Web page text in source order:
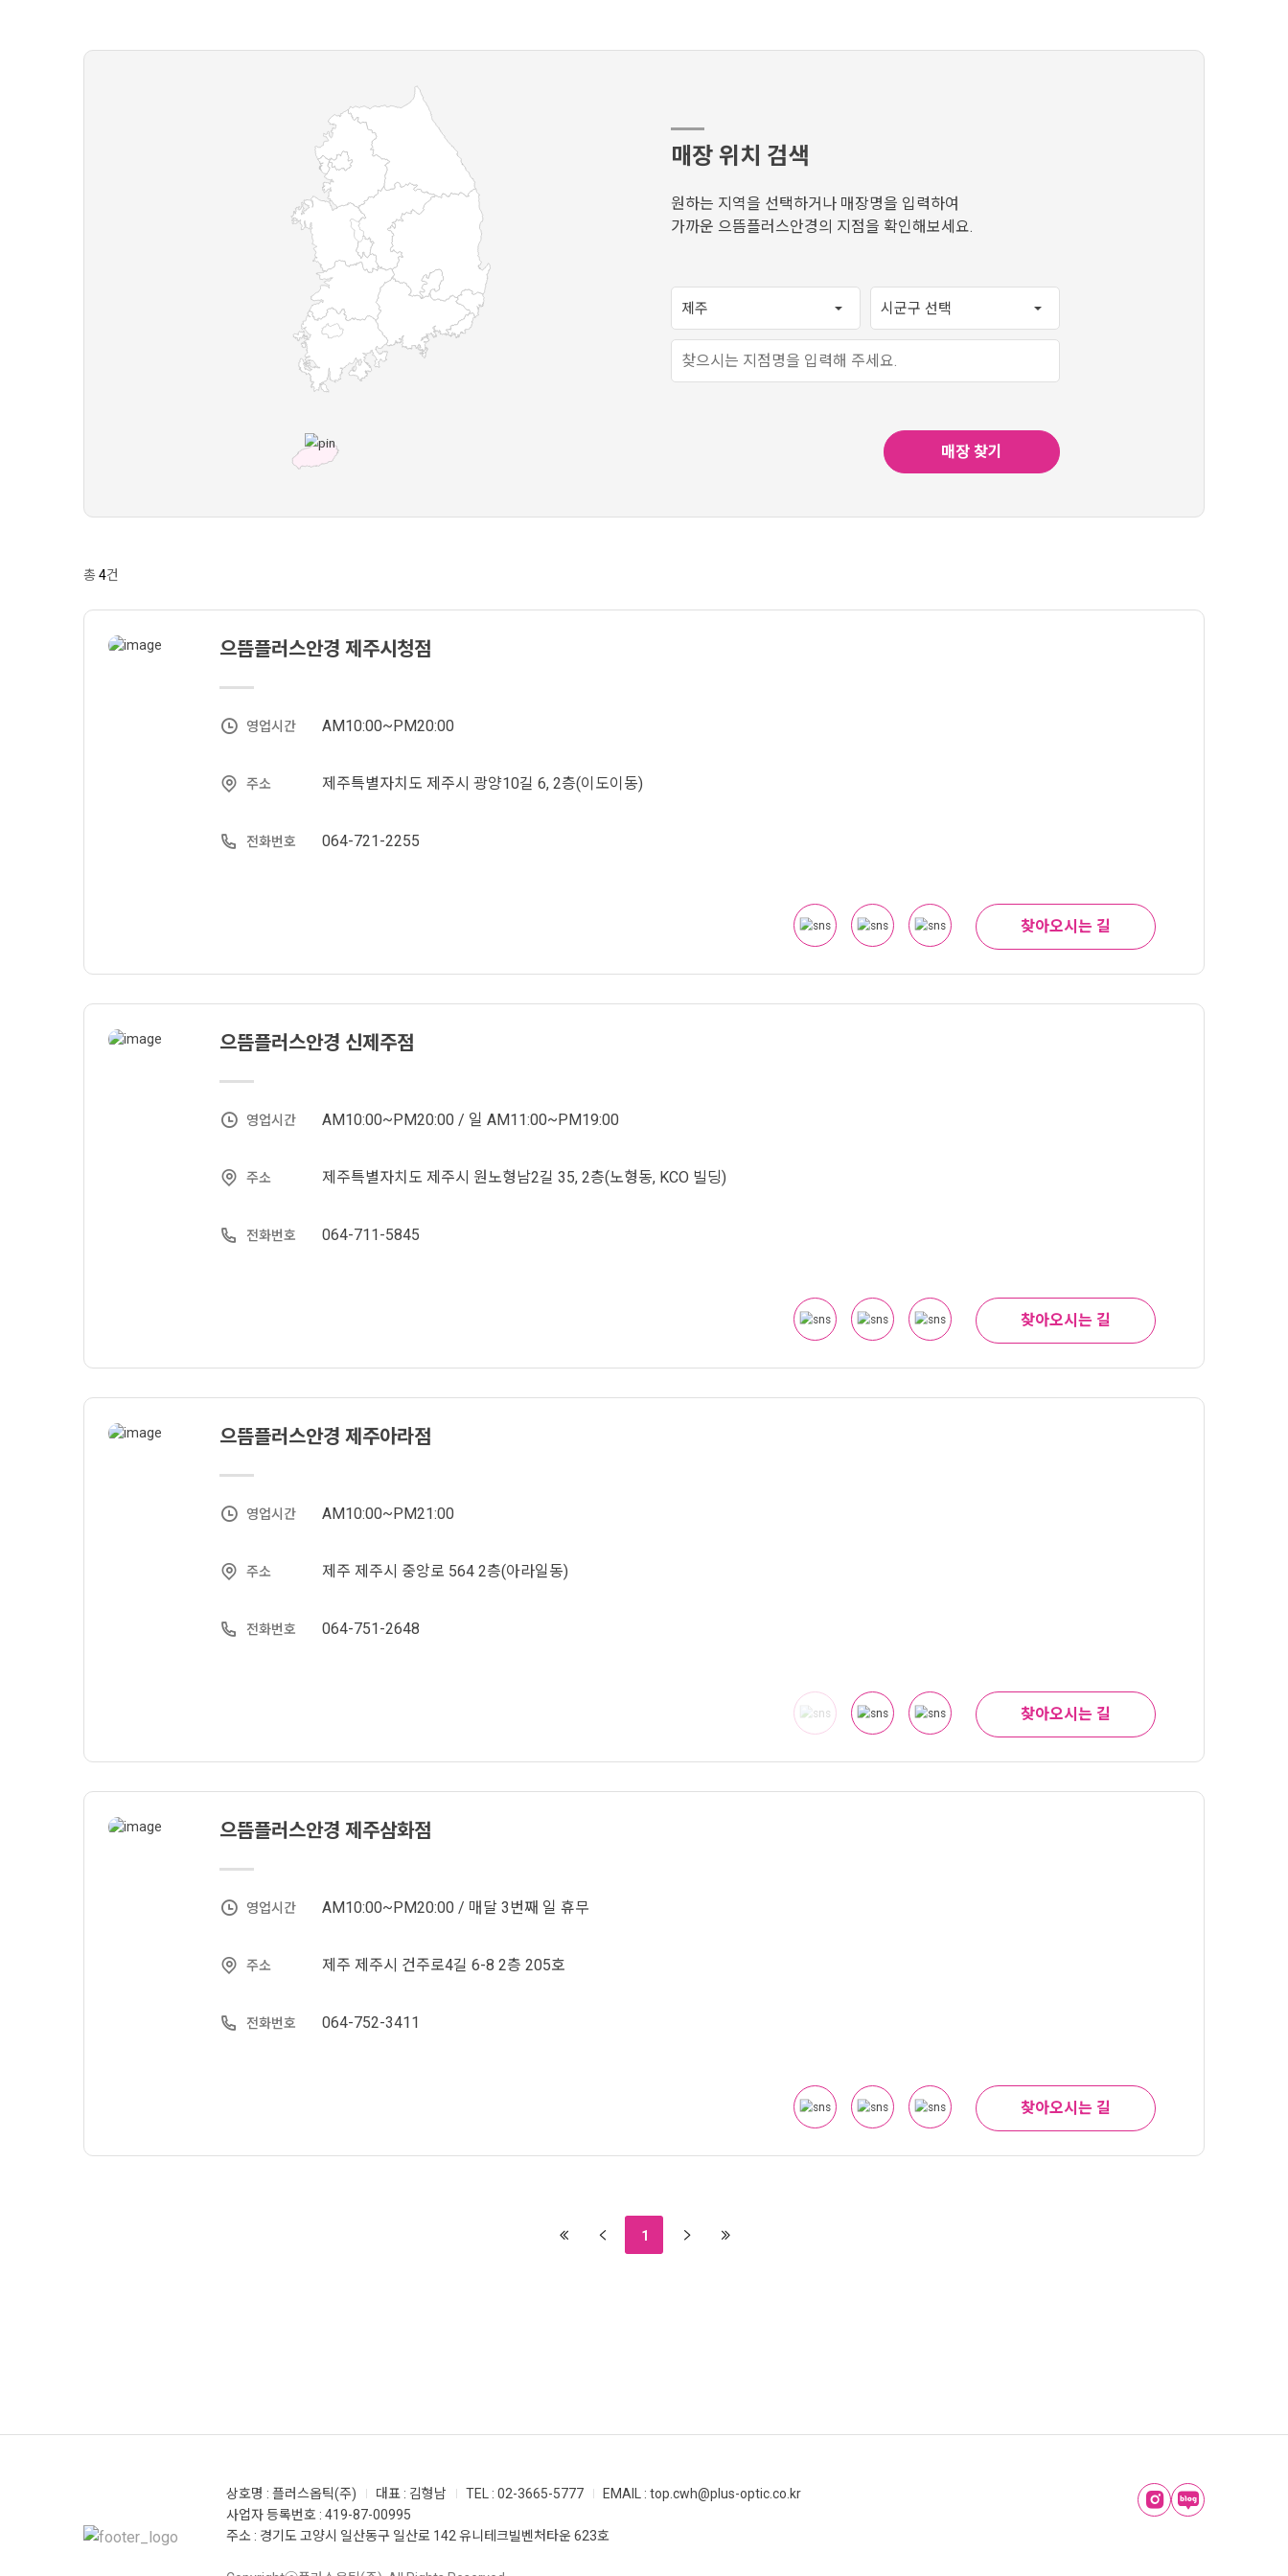
매장 위치 검색
원하는 지역을 선택하거나 매장명을 입력하여
가까운 으뜸플러스안경의 지점을 확인해보세요.
매장 찾기
총4건
으뜸플러스안경 제주시청점
영업시간 AM10:00~PM20:00
주소 제주특별자치도 제주시 광양10길 6, 2층(이도이동)
전화번호 064-721-2255
찾아오시는 길
으뜸플러스안경 신제주점
영업시간 AM10:00~PM20:00 / 일 AM11:00~PM19:00
주소 제주특별자치도 제주시 원노형남2길 35, 2층(노형동, KCO 빌딩)
전화번호 064-711-5845
찾아오시는 길
으뜸플러스안경 제주아라점
영업시간 AM10:00~PM21:00
주소 제주 제주시 중앙로 564 2층(아라일동)
전화번호 064-751-2648
찾아오시는 길
으뜸플러스안경 제주삼화점
영업시간 AM10:00~PM20:00 / 매달 3번째 일 휴무
주소 제주 제주시 건주로4길 6-8 2층 205호
전화번호 064-752-3411
찾아오시는 길
1
상호명 : 플러스옵틱(주) 대표 : 김형남 TEL : 02-3665-5777
EMAIL : top.cwh@plus-optic.co.kr
사업자 등록번호 : 419-87-00995
주소 : 경기도 고양시 일산동구 일산로 142 유니테크빌벤처타운 623호